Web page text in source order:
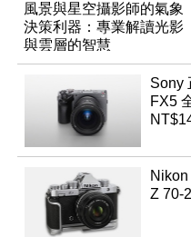
風景與星空攝影師的氣象
決策利器：專業解讀光影
與雲層的智慧
App「Atmos」登場
Sony
FX5
Z 70-